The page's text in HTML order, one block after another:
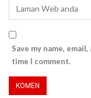
Save my name,
time I comment.